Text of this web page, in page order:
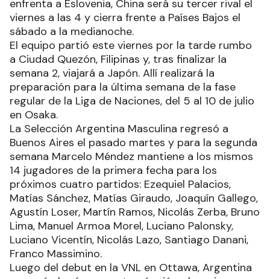
enfrenta a Eslovenia, China será su tercer rival el
viernes a las 4 y cierra frente a Países Bajos el
sábado a la medianoche.
El equipo partió este viernes por la tarde rumbo
a Ciudad Quezón, Filipinas y, tras finalizar la
semana 2, viajará a Japón. Allí realizará la
preparación para la última semana de la fase
regular de la Liga de Naciones, del 5 al 10 de julio
en Osaka.
La Selección Argentina Masculina regresó a
Buenos Aires el pasado martes y para la segunda
semana Marcelo Méndez mantiene a los mismos
14 jugadores de la primera fecha para los
próximos cuatro partidos: Ezequiel Palacios,
Matías Sánchez, Matías Giraudo, Joaquín Gallego,
Agustín Loser, Martín Ramos, Nicolás Zerba, Bruno
Lima, Manuel Armoa Morel, Luciano Palonsky,
Luciano Vicentín, Nicolás Lazo, Santiago Danani,
Franco Massimino.
Luego del debut en la VNL en Ottawa, Argentina